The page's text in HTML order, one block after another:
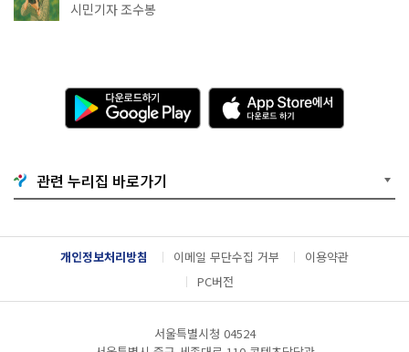
상작 공개!
시민기자 조수봉
다
운
로
기
G
o
g
l
e
A
p
p
e
서
다
운
관련 누리집 바로가기
개인정보처리방침 이메일 무단수집 거부
이용약관
PC버전
서울특별시청 04524